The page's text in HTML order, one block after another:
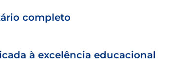
completo
à excelência educacional